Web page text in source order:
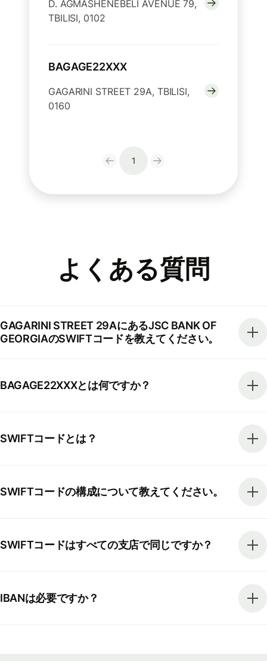
D. AGMASHENEBELI AVENUE 79,
TBILISI, 0102
BAGAGE22XXX
GAGARINI STREET 29A, TBILISI,
0160
1
よくある質問
GAGARINI STREET 29AにあるJSC BANK OF
GEORGIAのSWIFTコードを教えてください。
BAGAGE22XXXとは何ですか？
SWIFTコードとは？
SWIFTコードの構成について教えてください。
SWIFTコードはすべての支店で同じですか？
IBANは必要ですか？